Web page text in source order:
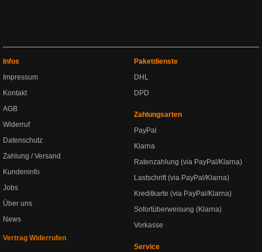
Infos
Impressum
Kontakt
AGB
Widerruf
Datenschutz
Zahlung / Versand
Kundeninfo
Jobs
Über uns
News
Vertrag Widerrufen
Paketdienste
DHL
DPD
Zahlungsarten
PayPal
Klarna
Ratenzahlung (via PayPal/Klarna)
Lastschrift (via PayPal/Klarna)
Kreditkarte (via PayPal/Klarna)
Sofortüberweisung (Klarna)
Vorkasse
Service